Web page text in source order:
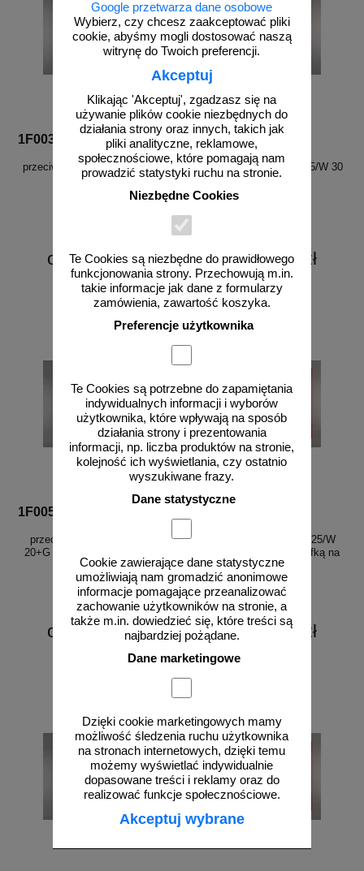
Google przetwarza dane osobowe
Wybierz, czy chcesz zaakceptować pliki
cookie, abyśmy mogli dostosować naszą
witrynę do Twoich preferencji.
Akceptuj
Klikając 'Akceptuj', zgadzasz się na
używanie plików cookie niezbędnych do
działania strony oraz innych, takich jak
pliki analityczne, reklamowe,
społecznościowe, które pomagają nam
prowadzić statystyki ruchu na stronie.
Niezbędne Cookies
Te Cookies są niezbędne do prawidłowego
funkcjonowania strony. Przechowują m.in.
takie informacje jak dane z formularzy
zamówienia, zawartość koszyka.
Preferencje użytkownika
Te Cookies są potrzebne do zapamiętania
indywidualnych informacji i wyborów
użytkownika, które wpływają na sposób
działania strony i prezentowania
informacji, np. liczba produktów na stronie,
kolejność ich wyświetlania, czy ostatnio
wyszukiwane frazy.
Dane statystyczne
Cookie zawierające dane statystyczne
umożliwiają nam gromadzić anonimowe
informacje pomagające przeanalizować
zachowanie użytkowników na stronie, a
także m.in. dowiedzieć się, które treści są
najbardziej pożądane.
Dane marketingowe
Dzięki cookie marketingowych mamy
możliwość śledzenia ruchu użytkownika
na stronach internetowych, dzięki temu
możemy wyświetlać indywidualnie
dopasowane treści i reklamy oraz do
realizować funkcje społecznościowe.
Akceptuj wybrane
1F003
Hydrant wewnętrzny
przeciwpożarowy HW DN25/Z 30
UN light slim
od 2234,91 zł
1817,00 zł netto
do koszyka
1F004
Hydrant wewnętrzny
przeciwpożarowy HW DN25/W 30
UN light slim
od 2320,15 zł
1886,30 zł netto
do koszyka
1F005
przeciwpożarowy HW DN25/Z
20+G UN light slim, z szafką na
gaśnicę
od 2443,27 zł
do koszyka
przeciwpożarowy HW DN25/W
20+G UN light slim, z szafką na
gaśnicę
od 2537,98 zł
do koszyka